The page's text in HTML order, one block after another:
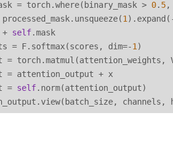
= torch.where(binary_mask >
0. 5,
1
+
self.mask
= F.softmax(scores, dim=-
1 )
= torch.matmul(attention_weights,
= attention_output + x
=
self.norm(attention_output)